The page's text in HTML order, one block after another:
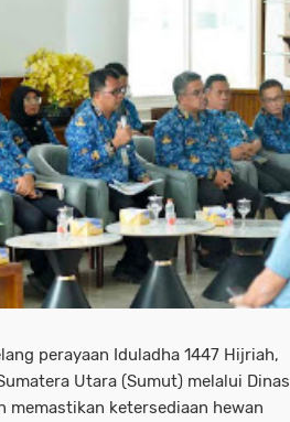
perayaan Iduladha 1447 Hijriah,
Utara (Sumut) melalui Dinas
memastikan ketersediaan hewan